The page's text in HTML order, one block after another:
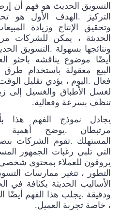
التسويق الحديث هو فهم أن
التركيز
.الهدف الأول هو
وتحقيق الإنتاج وزيادة
الحديثة ، يمكن للشركات
ونتائجها بسهولة .التسويق
أيضًا موضوع يناقشه باحثو
البيع معقولة باستخدام
فعال .اليوم ، يؤدي تقليل
لغسل الأطباق والغسيل إلى
تنظف بسرعة وفعالية.
يجادل نموذج الفهم هذا
مرتبطان .يوضح أهمية
المستهلك .تقوم الشركات
التي تلبي رغبات الجمهور
يروقون للعملاء بمحتوى
التطور ، تتغير ممارسات
الأساليب الحديثة بكثافة
ودقيقة .يجلب هذا الفهم أيضًا
، خاصة تجربة العميل.